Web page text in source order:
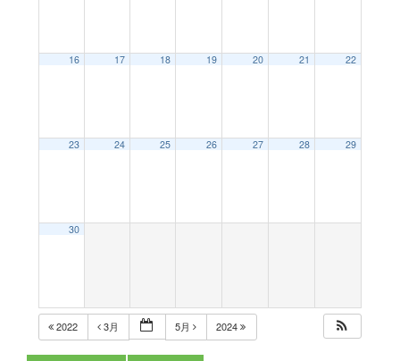
16 17 18 19 20 21 22
23 24 25 26 27 28 29
30
2022 3月 5月 2024